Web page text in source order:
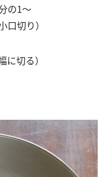
1～
切り）
切る）